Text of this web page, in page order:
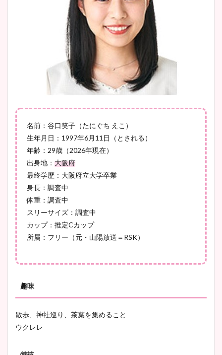
大家彩香アナのかわいいカッ
プ画像まとめ！同期や実家に
wikiプロフも！
安藤萌々アナのカップ画像や
ニット衣装まとめ！美足の筋
鈴木唯の太ってた時の体重が
イエット方は？昔と現在を画
豊島実季アナのカップ画像ま
とめ！美脚や水着姿に年齢も
まとめ！足も美脚でカップも
名前：谷口笑子（たにぐち えこ）
生年月日：1997年6月11日（とされる）
年齢：29歳（2026年現在）
出身地： 大阪府
最終学歴：大阪府立大学卒業
身長：調査中
体重：調査中
スリーサイズ：調査中
カップ：推定Cカップ
所属：フリー（元・山陽放送＝RSK）
趣味
散歩、神社巡り、茶葉を集めること
ウクレレ